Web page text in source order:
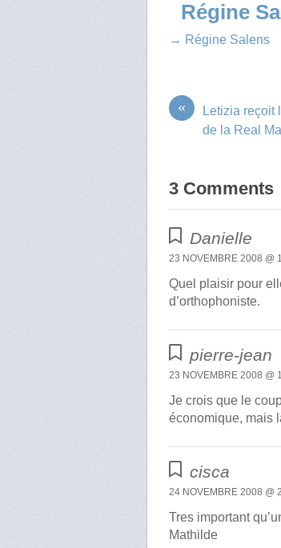
Régine
→ Régine Salens
«
Letizia reçoit
de la Real
3 Comments
Danielle
23 NOVEMBRE 2008 @
Quel plaisir pour
d’orthophoniste.
pierre-jean
23 NOVEMBRE 2008 @
Je crois que le
économique, mais
cisca
24 NOVEMBRE 2008 @
Tres important
Mathilde